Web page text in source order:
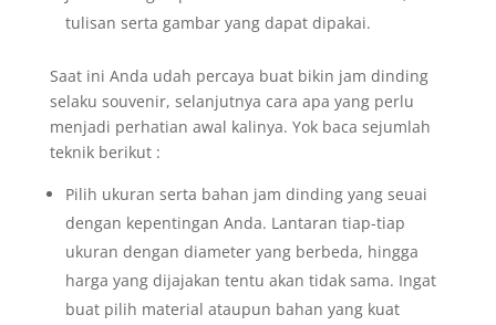
tulisan serta gambar yang dapat dipakai.
Saat ini Anda udah percaya buat bikin jam dinding
selaku souvenir, selanjutnya cara apa yang perlu
menjadi perhatian awal kalinya. Yok baca sejumlah
teknik berikut :
Pilih ukuran serta bahan jam dinding yang seuai
dengan kepentingan Anda. Lantaran tiap-tiap
ukuran dengan diameter yang berbeda, hingga
harga yang dijajakan tentu akan tidak sama. Ingat
buat pilih material ataupun bahan yang kuat